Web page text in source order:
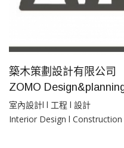
築木策劃設計有限公司
ZOMO
室內設計l l 工程 l 設計
Interior Design l Construction